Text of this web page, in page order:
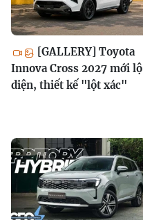
[GALLERY] Toyota
Innova Cross 2027 mới lộ
diện, thiết kế "lột xác"